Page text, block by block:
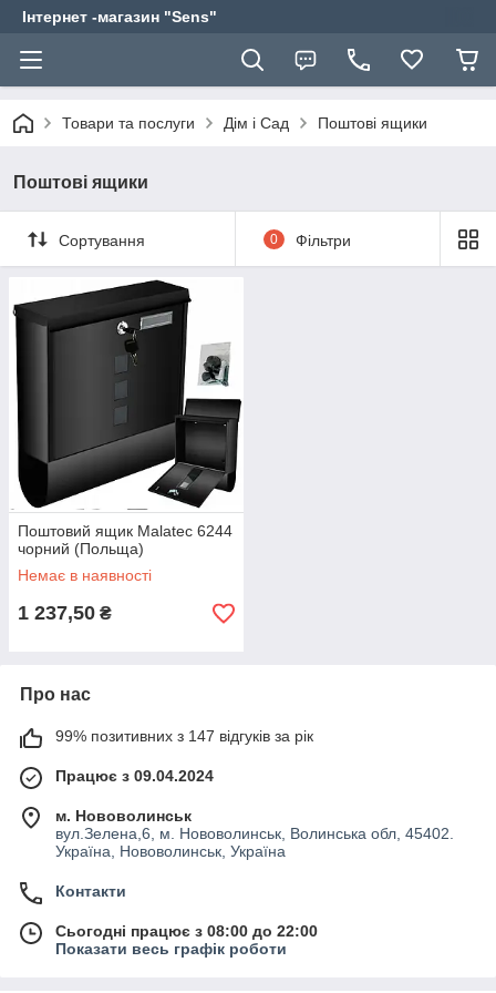
Інтернет -магазин "Sens"
Товари та послуги Дім і Сад Поштові ящики
Поштові ящики
Сортування 0 Фільтри
Поштовий ящик Malatec 6244
чорний (Польща)
Немає в наявності
1 237,50 ₴
Про нас
99% позитивних з 147 відгуків за рік
Працює з 09.04.2024
м. Нововолинськ
вул.Зелена,6, м. Нововолинськ, Волинська обл, 45402.
Україна, Нововолинськ, Україна
Контакти
Сьогодні працює з 08:00 до 22:00
Показати весь графік роботи